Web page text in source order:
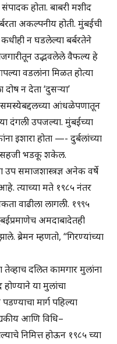
होता. बाबरी मशीद
अकल्पनीय होती. मुंबईची
कधीही न घडलेल्या बर्बरतेने
उद्भवलेले वैफल्य हे
वडलांना मिळत होत्या
न देता ‘दुसऱ्या’
समस्येबद्दलच्या आंधळेपणातून
दंगली उपजल्या. मुंबईच्या
इशारा होता —- दुर्बलांच्या
सहजी भडकू शकेल.
समाजशास्त्रज्ञ अनेक वर्षे
त्याच्या मते १९८५ नंतर
वाढीला लागली. १९९५
अमदाबादेतही
ब्रेमन म्हणतो, “गिरण्यांच्या
दलित कामगार मुलांना
या मुलांचा
मार्ग पहिल्या
आणि विधि–
निमित्त होऊन १९८५ च्या